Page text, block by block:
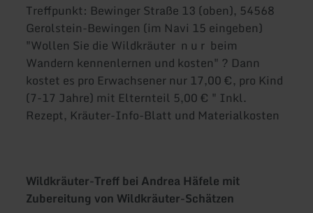
Treffpunkt: Bewinger Straße 13 (oben), 54568
Gerolstein-Bewingen (im Navi 15 eingeben)
"Wollen Sie die Wildkräuter n u r beim
Wandern kennenlernen und kosten" ? Dann
kostet es pro Erwachsener nur 17,00 €, pro Kind
(7-17 Jahre) mit Elternteil 5,00 € " Inkl.
Rezept, Kräuter-Info-Blatt und Materialkosten
Wildkräuter-Treff bei Andrea Häfele mit
Zubereitung von Wildkräuter-Schätzen